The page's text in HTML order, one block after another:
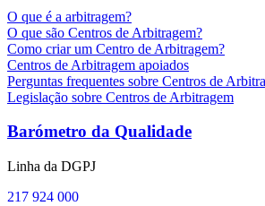
O que é a arbitragem?
O que são Centros de Arbitragem?
Como criar um Centro de Arbitragem?
Centros de Arbitragem apoiados
Perguntas frequentes sobre Centros de
Legislação sobre Centros de Arbitragem
Barómetro da Qualidade
Linha da DGPJ
217 924 000